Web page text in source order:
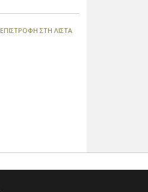
ΕΠΙΣΤΡΟΦΗ ΣΤΗ ΛΙΣΤΑ